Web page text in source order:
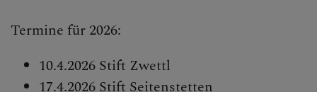
Termine für 2026:
10.4.2026 Stift Zwettl
17.4.2026 Stift Seitenstetten